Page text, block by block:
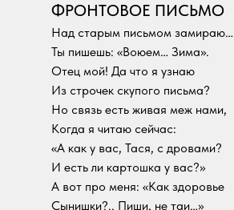
ФРОНТОВОЕ ПИСЬМО
Над старым письмом замираю…
Ты пишешь: «Воюем… Зима».
Отец мой! Да что я узнаю
Из строчек скупого письма?
Но связь есть живая меж нами,
Когда я читаю сейчас:
«А как у вас, Тася, с дровами?
И есть ли картошка у вас?»
А вот про меня: «Как здоровье
Сынишки?.. Пиши, не таи…»